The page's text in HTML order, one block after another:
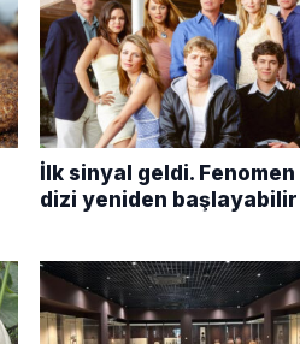
İlk sinyal geldi. Fenomen
dizi yeniden başlayabilir